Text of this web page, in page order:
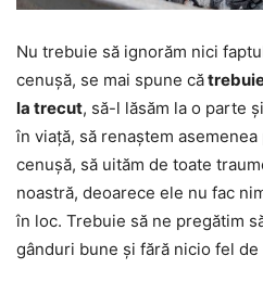
Nu trebuie să ignorăm nici
cenușă, se mai spune că
la trecut, să-l lăsăm la o parte
în viață, să renaștem
cenușă, să uităm de toate
noastră, deoarece ele nu fac
în loc. Trebuie să ne pregătim
gânduri bune și fără nicio fel